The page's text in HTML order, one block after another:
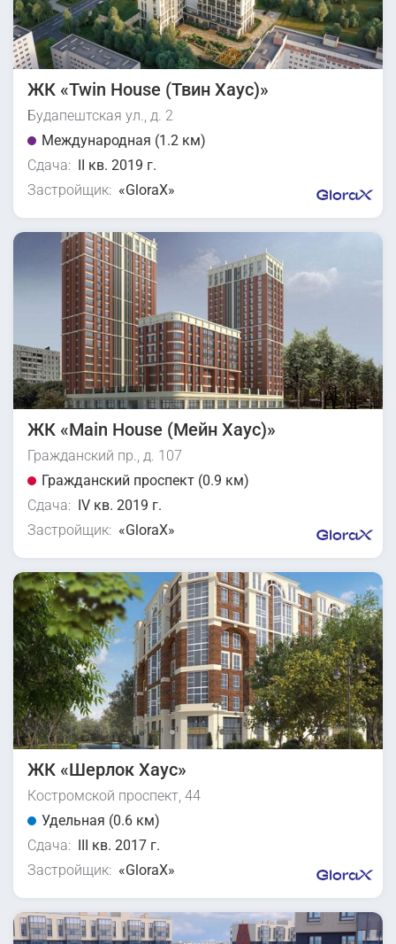
ЖК «Twin House (Твин Хаус)»
Будапештская ул., д. 2
Международная (1.2 км)
Сдача: II кв. 2019 г.
Застройщик: «GloraX»
ЖК «Main House (Мейн Хаус)»
Гражданский пр., д. 107
Гражданский проспект (0.9 км)
Сдача: IV кв. 2019 г.
Застройщик: «GloraX»
ЖК «Шерлок Хаус»
Костромской проспект, 44
Удельная (0.6 км)
Сдача: III кв. 2017 г.
Застройщик: «GloraX»